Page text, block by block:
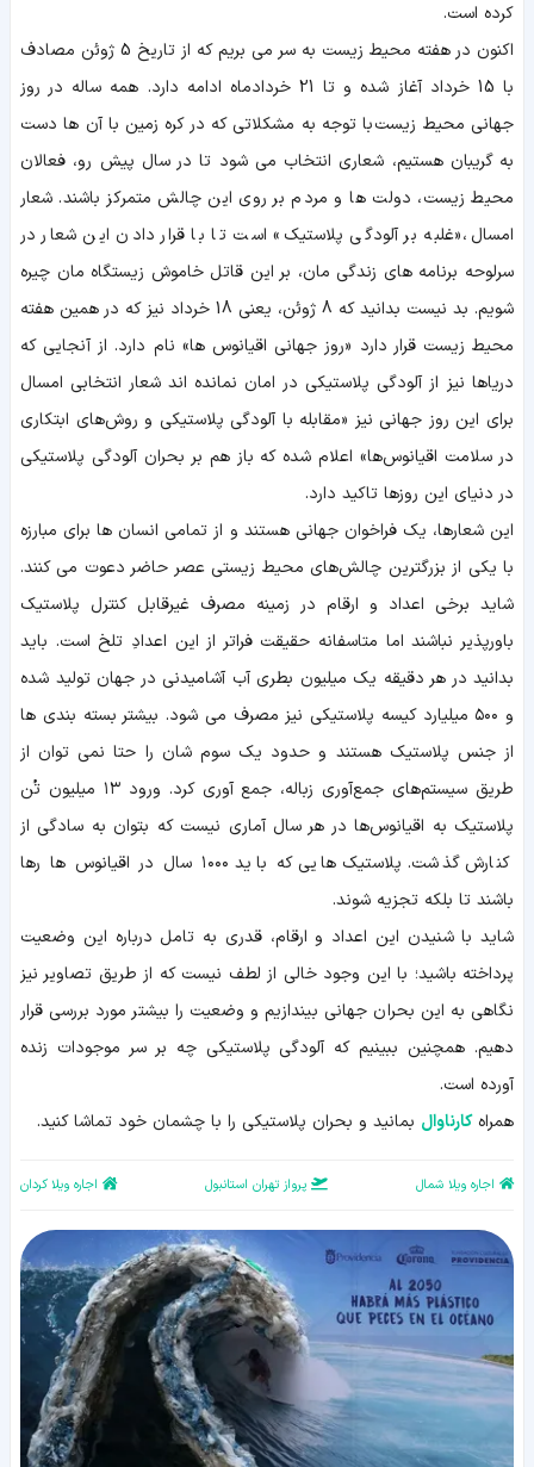
کرده است.
اکنون در هفته محیط زیست به سر می بریم که از تاریخ 5 ژوئن مصادف
با 15 خرداد آغاز شده و تا 21 خردادماه ادامه دارد. همه ساله در روز
جهانی محیط زیست با توجه به مشکلاتی که در کره زمین با آن ها دست
به گریبان هستیم، شعاری انتخاب می شود تا در سال پیش رو، فعالان
محیط زیست، دولت ها و مردم بر روی این چالش متمرکز باشند. شعار
امسال، «غلبه بر آلودگی پلاستیک» است تا با قرار دادن این شعار در
سرلوحه برنامه های زندگی مان، بر این قاتل خاموش زیستگاه مان چیره
شویم. بد نیست بدانید که 8 ژوئن، یعنی 18 خرداد نیز که در همین هفته
محیط زیست قرار دارد «روز جهانی اقیانوس ها» نام دارد. از آنجایی که
دریاها نیز از آلودگی پلاستیکی در امان نمانده اند شعار انتخابی امسال
برای این روز جهانی نیز «مقابله با آلودگی پلاستیکی و روش‌های ابتکاری
در سلامت اقیانوس‌ها» اعلام شده که باز هم بر بحران آلودگی پلاستیکی
در دنیای این روزها تاکید دارد.
این شعارها، یک فراخوان جهانی هستند و از تمامی انسان ها برای مبارزه
با یکی از بزرگترین چالش‌های محیط ‌زیستی عصر حاضر دعوت می کنند.
شاید برخی اعداد و ارقام در زمینه مصرف غیرقابل کنترل پلاستیک
باورپذیر نباشند اما متاسفانه حقیقت فراتر از این اعدادِ تلخ است. باید
بدانید در هر دقیقه یک میلیون بطری آب آشامیدنی در جهان تولید شده
و ۵۰۰ میلیارد کیسه‌ پلاستیکی نیز مصرف می شود. بیشتر بسته بندی ها
از جنس پلاستیک هستند و حدود یک سوم شان را حتا نمی توان از
طریق سیستم‌های جمع‌آوری زباله، جمع آوری کرد. ورود ۱۳ میلیون تُن
پلاستیک به اقیانوس‌ها در هر سال آماری نیست که بتوان به سادگی از
کنارش گذشت. پلاستیک هایی که باید ۱۰۰۰ سال در اقیانوس ها رها
باشند تا بلکه تجزیه شوند.
شاید با شنیدن این اعداد و ارقام، قدری به تامل درباره این وضعیت
پرداخته باشید؛ با این وجود خالی از لطف نیست که از طریق تصاویر نیز
نگاهی به این بحران جهانی بیندازیم و وضعیت را بیشتر مورد بررسی قرار
دهیم. همچنین ببینیم که آلودگی پلاستیکی چه بر سر موجودات زنده
آورده است.
همراهکارناوال بمانید و بحران پلاستیکی را با چشمان خود تماشا کنید.
اجاره ویلا شمال پرواز تهران استانبول اجاره ویلا کردان